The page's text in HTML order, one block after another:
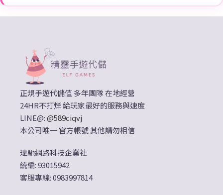
正規手遊代儲值 多年團隊 在地經營
24HR不打烊 給玩家最好的服務與速度
LINE@:@589ciqvj
本公司唯一 官方帳號 其他請勿相信
瑋馳網路科技企業社
統編: 93015942
客服專線: 0983997814